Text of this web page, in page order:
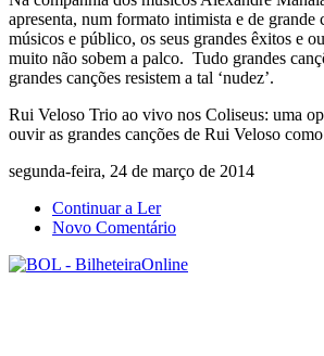
apresenta, num formato intimista e de grande
músicos e público, os seus grandes êxitos e
muito não sobem a palco. Tudo grandes
grandes canções resistem a tal ‘nudez’.
Rui Veloso Trio ao vivo nos Coliseus: uma
ouvir as grandes canções de Rui Veloso
segunda-feira, 24 de março de 2014
Continuar a Ler
Novo Comentário